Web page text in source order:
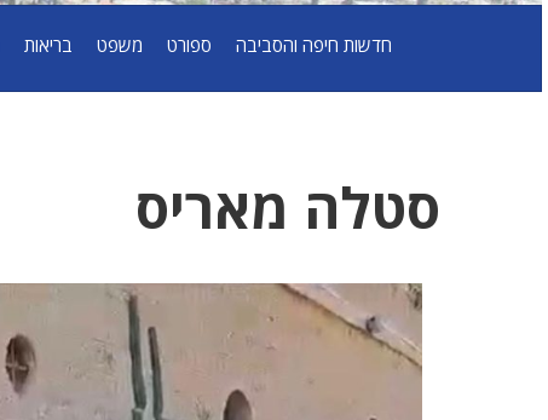
חדשות חיפה והסביבה ספורט משפט בריאות
סטלה מאריס